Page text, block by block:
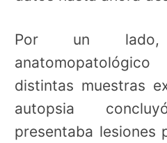
Por un
distintas muestras
autopsia
presentaba lesiones